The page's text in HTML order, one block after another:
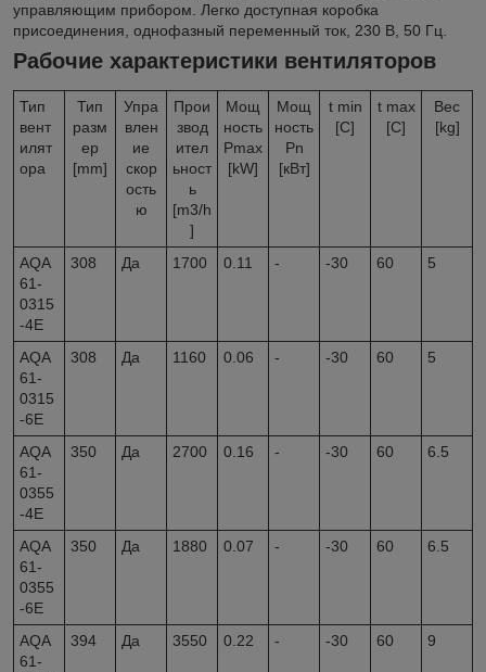
управляющим прибором. Легко доступная коробка
присоединения, однофазный переменный ток, 230 В, 50 Гц.
Рабочие характеристики вентиляторов
Тип
вент
илят
ора
Тип
разм
ер
[mm]
Упра
влен
ие
скор
ость
ю
Прои
звод
ител
ьност
ь
[m3/h
]
Мощ
ность
Pmax
[kW]
Мощ
ность
Pn
[кВт]
t min
[C]
t max
[C]
Вес
[kg]
AQA
61-
0315
-4E
308 Да 1700 0.11 - -30 60 5
AQA
61-
0315
-6E
308 Да 1160 0.06 - -30 60 5
AQA
61-
0355
-4E
350 Да 2700 0.16 - -30 60 6.5
AQA
61-
0355
-6E
350 Да 1880 0.07 - -30 60 6.5
AQA
61-
394 Да 3550 0.22 - -30 60 9